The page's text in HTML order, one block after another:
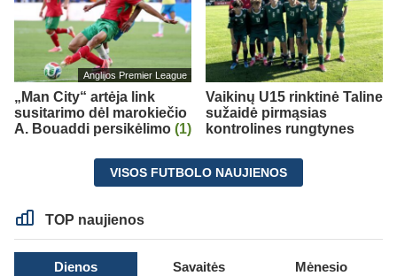
Anglijos Premier League
„Man City“ artėja link
susitarimo dėl marokiečio
A. Bouaddi persikėlimo (1)
Vaikinų U15 rinktinė Taline
sužaidė pirmąsias
kontrolines rungtynes
VISOS FUTBOLO NAUJIENOS
TOP naujienos
Dienos Savaitės Mėnesio